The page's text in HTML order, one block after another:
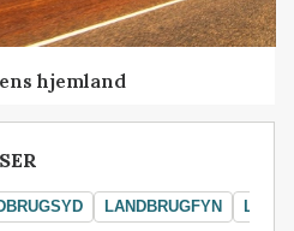
hjemland
LANDBRUGFYN